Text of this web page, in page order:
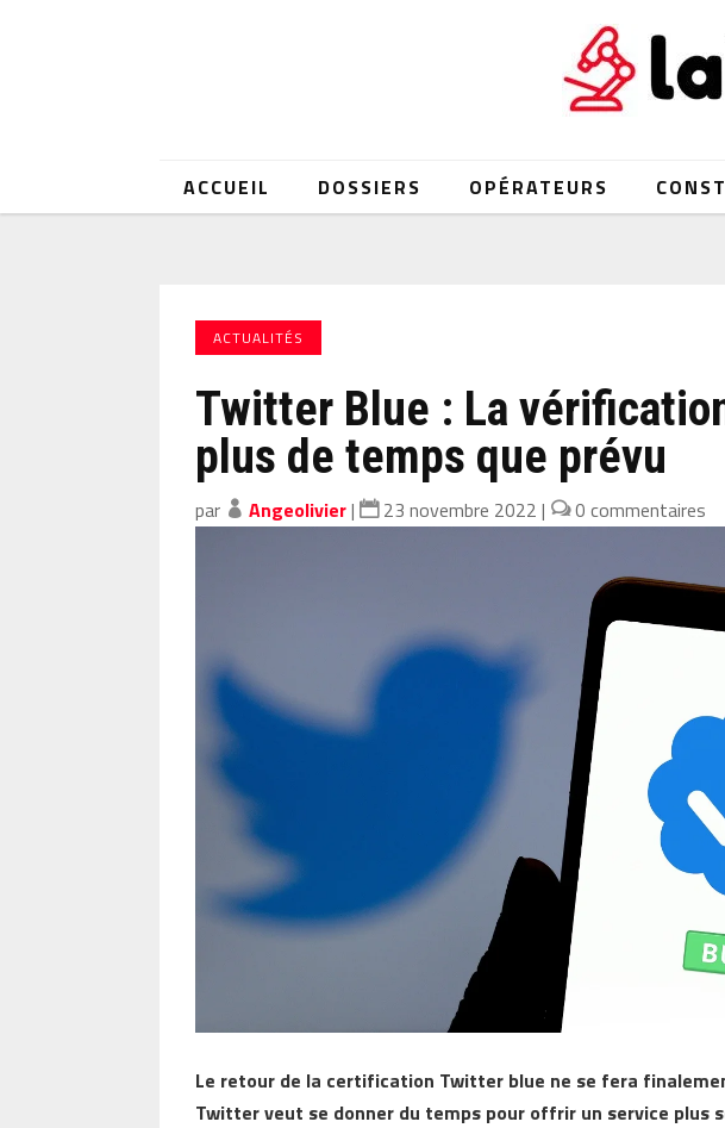
ACCUEIL DOSSIERS OPÉRATEURS
ACTUALITÉS
Twitter Blue : La
plus de temps que prévu
par Angeolivier| 23 novembre 2022 | 0 commentaires
Le retour de la certification Twitter blue ne se fera
Twitter veut se donner du temps pour offrir un service plus